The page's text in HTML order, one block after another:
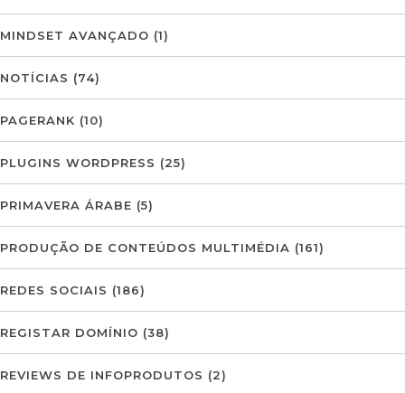
MINDSET AVANÇADO (1)
NOTÍCIAS (74)
PAGERANK (10)
PLUGINS WORDPRESS (25)
PRIMAVERA ÁRABE (5)
PRODUÇÃO DE CONTEÚDOS MULTIMÉDIA (161)
REDES SOCIAIS (186)
REGISTAR DOMÍNIO (38)
REVIEWS DE INFOPRODUTOS (2)